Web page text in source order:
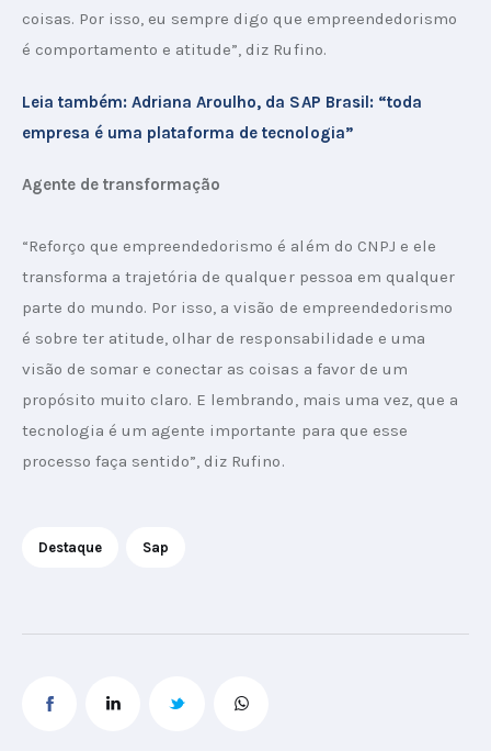
coisas. Por isso, eu sempre digo que empreendedorismo
é comportamento e atitude”, diz Rufino.
Leia também: Adriana Aroulho, da SAP Brasil: “toda
empresa é uma plataforma de tecnologia”
Agente de transformação
“Reforço que empreendedorismo é além do CNPJ e ele
transforma a trajetória de qualquer pessoa em qualquer
parte do mundo. Por isso, a visão de empreendedorismo
é sobre ter atitude, olhar de responsabilidade e uma
visão de somar e conectar as coisas a favor de um
propósito muito claro. E lembrando, mais uma vez, que a
tecnologia é um agente importante para que esse
processo faça sentido”, diz Rufino.
Destaque Sap